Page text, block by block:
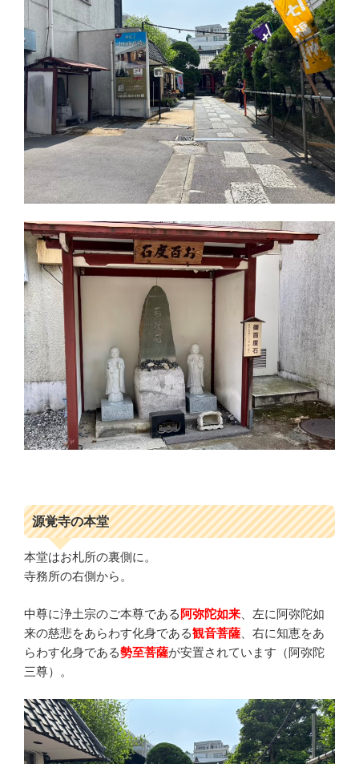
源覚寺の本堂
本堂はお札所の裏側に。
寺務所の右側から。
中尊に浄土宗のご本尊である 阿弥陀如来 、左に阿弥陀如
来の慈悲をあらわす化身である観音菩薩 、右に知恵をあ
らわす化身である勢至菩薩が安置されています（阿弥陀
三尊）。